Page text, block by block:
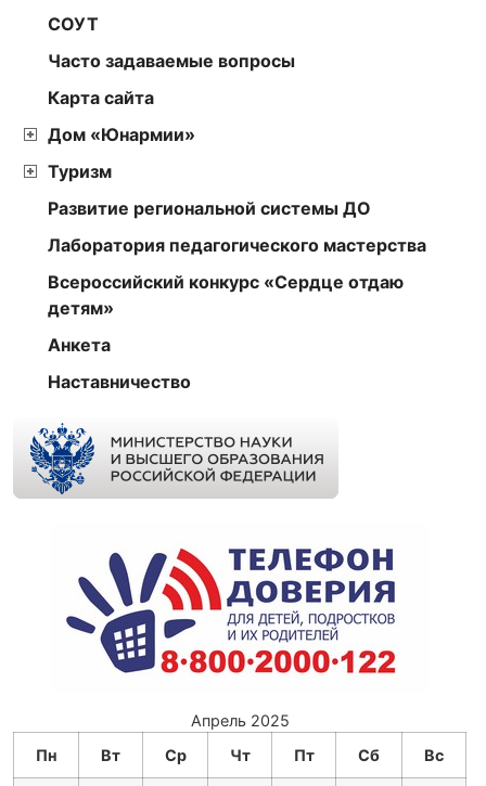
СОУТ
Часто задаваемые вопросы
Карта сайта
Дом «Юнармии»
Туризм
Развитие региональной системы ДО
Лаборатория педагогического мастерства
Всероссийский конкурс «Сердце отдаю
детям»
Анкета
Наставничество
Апрель 2025
Пн
Вт Ср Чт Пт Сб Вс